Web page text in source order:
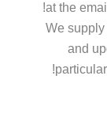
at the
We
and